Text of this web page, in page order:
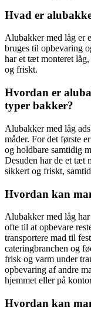
Hvad er
Alubakker med låg er
bruges til opbevaring
har et tæt monteret
og friskt.
Hvordan er
typer bakker?
Alubakker med låg
måder. For det første
og holdbare samtidig
Desuden har de et tæt
sikkert og friskt,
Hvordan kan
Alubakker med låg
ofte til at opbevare
transportere mad til
cateringbranchen og
frisk og varm under
opbevaring af andre
hjemmet eller på
Hvordan kan